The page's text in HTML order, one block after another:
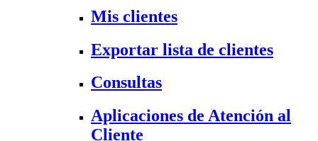
Mis clientes
Exportar lista de clientes
Consultas
Aplicaciones de Atención al
Cliente